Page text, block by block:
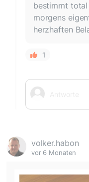
bestimmt
morgens
herzhaften
1
volker.habon
vor 6 Monaten